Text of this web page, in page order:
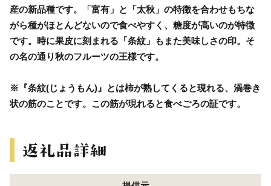
産の新品種です。「富有」と「太秋」の特徴を合わせもちな
がら種がほとんどないので食べやすく、糖度が高いのが特徴
です。時に果皮に刻まれる「条紋」もまた美味しさの印。そ
の名の通り秋のフルーツの王様です。
※『条紋(じょうもん)』とは柿が熟してくると現れる、渦巻き
状の筋のことです。この筋が現れると食べごろの証です。